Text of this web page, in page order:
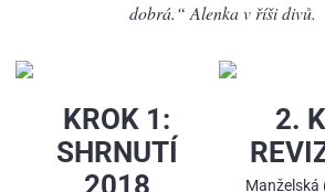
dobrá.“Alenka v říši divů.
KROK 1:
SHRNUTÍ
2.
Manželská